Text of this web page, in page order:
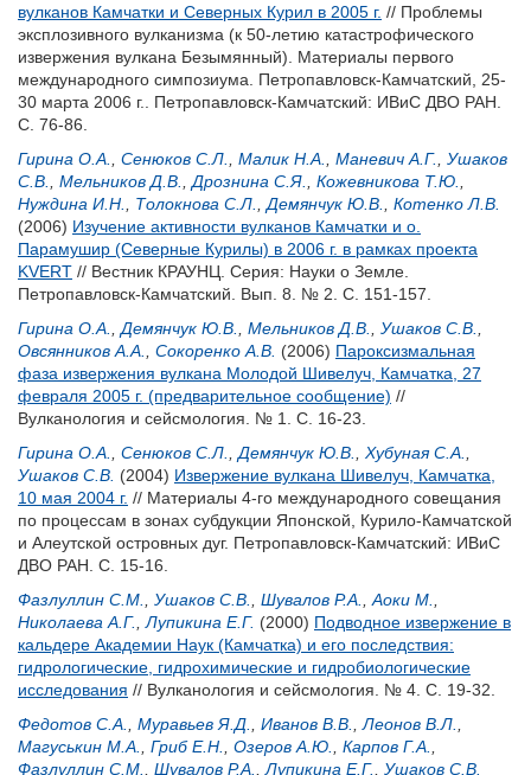
вулканов Камчатки и Северных Курил в 2005 г. // Проблемы
эксплозивного вулканизма (к 50-летию катастрофического
извержения вулкана Безымянный). Материалы первого
международного симпозиума. Петропавловск-Камчатский, 25-
30 марта 2006 г.. Петропавловск-Камчатский: ИВиС ДВО РАН.
С. 76-86.
Гирина О.А.
Сенюков С.Л. Малик Н.А. Маневич А.Г.
Ушаков
С.В.
Мельников Д.В. Дрознина С.Я. Кожевникова Т.Ю.
Нуждина И.Н.
Толокнова С.Л. Демянчук Ю.В.
Котенко Л.В.
(2006) Изучение активности вулканов Камчатки и о.
Парамушир (Северные Курилы) в 2006 г. в рамках проекта
KVERT // Вестник КРАУНЦ. Серия: Науки о Земле.
Петропавловск-Камчатский. Вып. 8. № 2. С. 151-157.
Гирина О.А.
Демянчук Ю.В. Мельников Д.В. Ушаков С.В.
Овсянников А.А.
Сокоренко А.В. (2006) Пароксизмальная
фаза извержения вулкана Молодой Шивелуч, Камчатка, 27
февраля 2005 г. (предварительное сообщение) //
Вулканология и сейсмология. № 1. С. 16-23.
Гирина О.А.
Сенюков С.Л. Демянчук Ю.В. Хубуная С.А.
Ушаков С.В. (2004) Извержение вулкана Шивелуч, Камчатка,
10 мая 2004 г. // Материалы 4-го международного совещания
по процессам в зонах субдукции Японской, Курило-Камчатской
и Алеутской островных дуг. Петропавловск-Камчатский: ИВиС
ДВО РАН. С. 15-16.
Фазлуллин С.М.
Ушаков С.В. Шувалов Р.А. Аоки М.
Николаева А.Г.
Лупикина Е.Г. (2000) Подводное извержение в
кальдере Академии Наук (Камчатка) и его последствия:
гидрологические, гидрохимические и гидробиологические
исследования // Вулканология и сейсмология. № 4. С. 19-32.
Федотов С.А.
Муравьев Я.Д. Иванов В.В. Леонов В.Л.
Магуськин М.А.
Гриб Е.Н. Озеров А.Ю. Карпов Г.А.
Фазлуллин С.М.
Шувалов Р.А. Лупикина Е.Г. Ушаков С.В.